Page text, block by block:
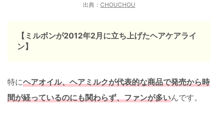
出典： CHOUCHOU
【ミルボンが2012年2月に立ち上げたヘアケアライ
ン】
特にヘアオイル、ヘアミルクが代表的な商品で発売から時
間が経っているのにも関わらず、ファンが多いんです。